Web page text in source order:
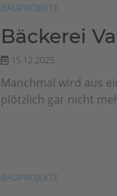
BAUPROJEKTE
Bäckerei
15.12.2025
Manchmal wird aus
plötzlich gar nicht
BAUPROJEKTE